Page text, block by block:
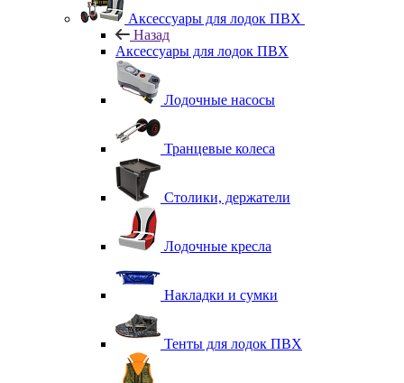
Аксессуары для лодок ПВХ
Назад
Аксессуары для лодок ПВХ
Лодочные насосы
Транцевые колеса
Столики, держатели
Лодочные кресла
Накладки и сумки
Тенты для лодок ПВХ